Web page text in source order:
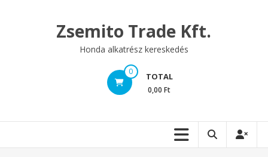
Zsemito Trade Kft.
Honda alkatrész kereskedés
0 TOTAL
0,00 Ft